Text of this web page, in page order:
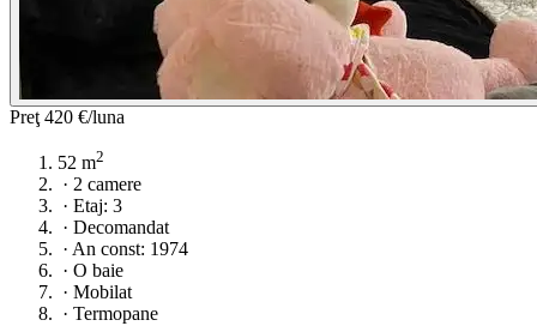
Preţ 420 €/luna
52 m2
· 2 camere
· Etaj: 3
· Decomandat
· An const: 1974
· O baie
· Mobilat
· Termopane